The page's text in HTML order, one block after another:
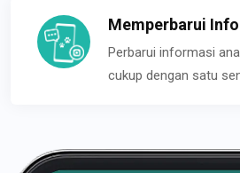
Memperbarui
Perbarui informasi
cukup dengan satu